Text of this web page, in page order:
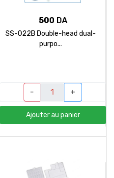
500 DA
SS-022B Double-head dual-
purpo...
- +
Ajouter au panier